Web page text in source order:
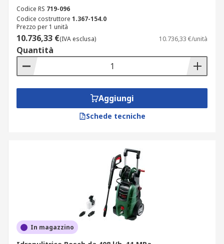
Codice RS 719-096
Codice costruttore 1.367-154.0
Prezzo per 1 unità
10.736,33 €(IVA esclusa) 10.736,33 €/unità
Quantità
Aggiungi
Schede tecniche
In magazzino